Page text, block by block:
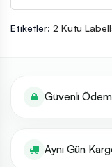
Etiketler: 2 Kutu
Güvenli
Aynı Gün